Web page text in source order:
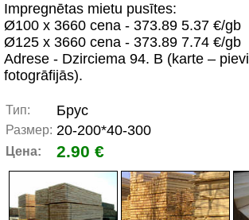
Impregnētas mietu pusītes:
Ø100 x 3660 cena - 373.89 5.37 €/gb
Ø125 x 3660 cena - 373.89 7.74 €/gb
Adrese - Dzirciema 94. B (karte –
fotogrāfijās).
Тип: Брус
Размер: 20-200*40-300
Цена: 2.90 €